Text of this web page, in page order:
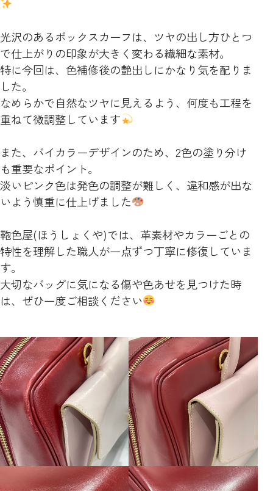
光沢のあるボックスカーフは、ツヤの出し方ひとつ
で仕上がりの印象が大きく変わる繊細な素材。
特に今回は、色補修後の艶出しにかなり気を配りま
した。
なめらかで自然なツヤに見えるよう、何度も工程を
重ねて微調整しています
また、バイカラーデザインのため、2色の塗り分け
も重要なポイント。
淡いピンク色は発色の調整が難しく、違和感が出な
いよう慎重に仕上げました
鞄色屋(ほうしょくや)では、革素材やカラーごとの
特性を理解した職人が一点ずつ丁寧に修復していま
す。
大切なバッグに気になる傷や色あせを見つけた時
は、ぜひ一度ご相談ください